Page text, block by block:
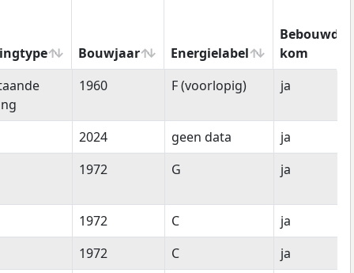
Bouwjaar Energielabel
Bebouwde
kom
Bouwjaar Energielabel
Bebouwde
kom
1960 F (voorlopig) ja
2024 geen data
ja
1972
G ja
1972 C
ja
1972
C
ja